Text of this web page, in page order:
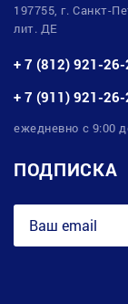
197755, г. Санкт-
лит. ДЕ
+ 7 (812) 921-
+ 7 (911) 921-
ежедневно с 9:00
ПОДПИСКА